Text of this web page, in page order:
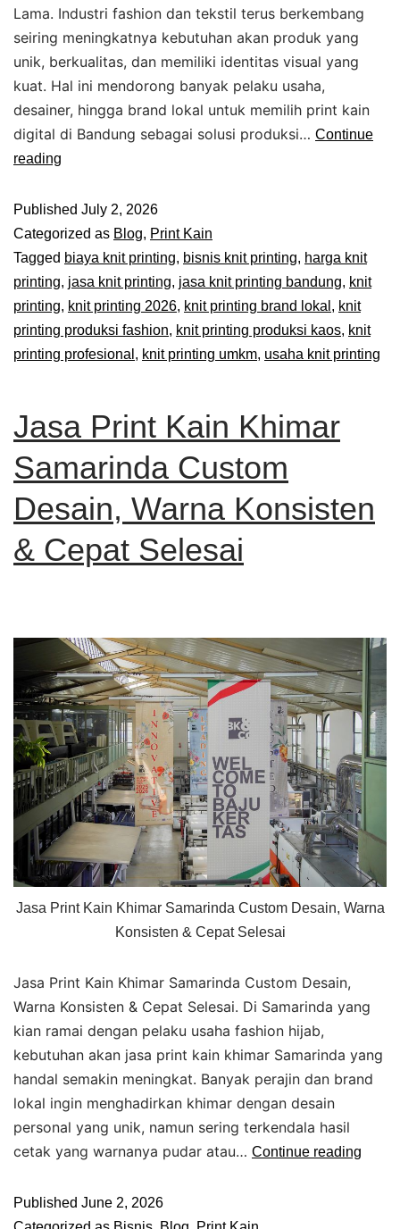
Lama. Industri fashion dan tekstil terus berkembang
seiring meningkatnya kebutuhan akan produk yang
unik, berkualitas, dan memiliki identitas visual yang
kuat. Hal ini mendorong banyak pelaku usaha,
desainer, hingga brand lokal untuk memilih print kain
digital di Bandung sebagai solusi produksi… Continue
reading
Published July 2, 2026
Categorized as Blog, Print Kain
Tagged biaya knit printing, bisnis knit printing, harga knit
printing, jasa knit printing, jasa knit printing bandung, knit
printing, knit printing 2026, knit printing brand lokal , knit
printing produksi fashion, knit printing produksi kaos, knit
printing profesional , knit printing umkm, usaha knit printing
Jasa Print Kain Khimar
Samarinda Custom
Desain, Warna Konsisten
& Cepat Selesai
Jasa Print Kain Khimar Samarinda Custom Desain, Warna
Konsisten & Cepat Selesai
Jasa Print Kain Khimar Samarinda Custom Desain,
Warna Konsisten & Cepat Selesai. Di Samarinda yang
kian ramai dengan pelaku usaha fashion hijab,
kebutuhan akan jasa print kain khimar Samarinda yang
handal semakin meningkat. Banyak perajin dan brand
lokal ingin menghadirkan khimar dengan desain
personal yang unik, namun sering terkendala hasil
cetak yang warnanya pudar atau… Continue reading
Published June 2, 2026